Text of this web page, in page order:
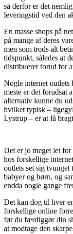
så derfor er det
leveringstid ved den
En masse shops på
på mange af deres
men som trods alt
tidspunkt, således at
distribueret forud for
Nogle internet outlets
meste er det forudsat
alternativ kunne du
hvilket typisk –
Lystrup – er at få
Det er jo meget let
hos forskellige
outlets set sig
babyer og børn, og
endda nogle gange
Det kan dog til hver
forskellige online
før du færdiggør din
at modtage den